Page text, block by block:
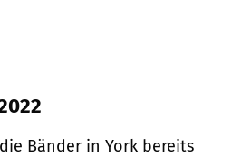
Bänder in York bereits